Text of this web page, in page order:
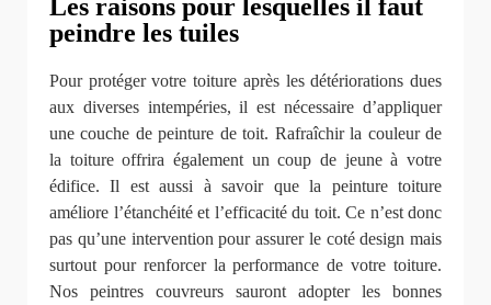
Les raisons pour lesquelles il faut
peindre les tuiles
Pour protéger votre toiture après les détériorations dues
aux diverses intempéries, il est nécessaire d’appliquer
une couche de peinture de toit. Rafraîchir la couleur de
la toiture offrira également un coup de jeune à votre
édifice. Il est aussi à savoir que la peinture toiture
améliore l’étanchéité et l’efficacité du toit. Ce n’est donc
pas qu’une intervention pour assurer le coté design mais
surtout pour renforcer la performance de votre toiture.
Nos peintres couvreurs sauront adopter les bonnes